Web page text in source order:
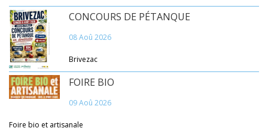
CONCOURS DE PÉTANQUE
08 Aoû 2026
Brivezac
FOIRE BIO
09 Aoû 2026
Foire bio et artisanale